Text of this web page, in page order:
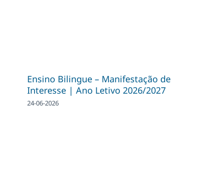
Ensino Bilingue – Manifestação de
Interesse | Ano Letivo 2026/2027
24-06-2026